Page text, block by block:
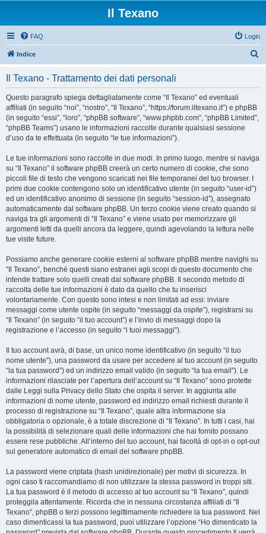
Il Texano
FAQ Login
Indice
Il Texano - Trattamento dei dati personali
Questo paragrafo spiega dettagliatamente come “Il Texano” ed eventuali
affiliati (in seguito “noi”, “nostro”, “Il Texano”, “https://forum.iltexano.it”) e phpBB
(in seguito “essi”, “loro”, “phpBB software”, “www.phpbb.com”, “phpBB Limited”,
“phpBB Teams”) usano le informazioni raccolte durante qualsiasi sessione
d’uso da te effettuata (in seguito “le tue informazioni”).
Le tue informazioni sono raccolte in due modi. In primo luogo, mentre si naviga
su “Il Texano” il software phpBB creerà un certo numero di cookie, che sono
piccoli file di testo che vengono scaricati nei file temporanei del tuo browser. I
primi due cookie contengono solo un identificativo utente (in seguito “user-id”)
ed un identificativo anonimo di sessione (in seguito “session-id”), assegnato
automaticamente dal software phpBB. Un terzo cookie viene creato quando si
naviga tra gli argomenti di “Il Texano” e viene usato per memorizzare gli
argomenti letti da quelli ancora da leggere, quindi agevolando la lettura nelle
tue visite future.
Possiamo anche generare cookie esterni al software phpBB mentre navighi su
“Il Texano”, benché questi siano estranei agli scopi di questo documento che
intende trattare solo quelli creati dal software phpBB. Il secondo metodo di
raccolta delle tue informazioni è dato da quello che tu inserisci
volontariamente. Con questo sono intesi e non limitati ad essi: inviare
messaggi come utente ospite (in seguito “messaggi da ospite”), registrarsi su
“Il Texano” (in seguito “il tuo account”) e l’invio di messaggi dopo la
registrazione e l’accesso (in seguito “i tuoi messaggi”).
Il tuo account avrà, di base, un unico nome identificativo (in seguito “il tuo
nome utente”), una password da usare per accedere al tuo account (in seguito
“la tua password”) ed un indirizzo email valido (in seguito “la tua email”). Le
informazioni rilasciate per l’apertura dell’account su “Il Texano” sono protette
dalle Leggi sulla Privacy dello Stato che ospita il server. In aggiunta alle
informazioni di nome utente, password ed indirizzo email richiesti durante il
processo di registrazione su “Il Texano”, quale altra informazione sia
obbligatoria o opzionale, è a totale discrezione di “Il Texano”. In tutti i casi, hai
la possibilità di selezionare quali delle informazioni che hai fornito possano
essere rese pubbliche. All’interno del tuo account, hai facoltà di opt-in o opt-out
sul generatore automatico di email del software phpBB.
La password viene criptata (hash unidirezionale) per motivi di sicurezza. In
ogni caso ti raccomandiamo di non utilizzare la stessa password in troppi siti.
La tua password è il metodo di accesso al tuo account su “Il Texano”, quindi
proteggila attentamente. Ricorda che in nessuna circostanza affiliati di “Il
Texano”, phpBB o terzi possono legittimamente richiedere la tua password. Nel
caso dimenticassi la tua password, puoi utilizzare l’opzione “Ho dimenticato la